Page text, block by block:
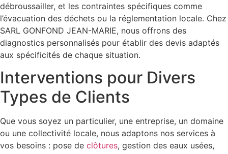
débroussailler, et les contraintes spécifiques comme
l’évacuation des déchets ou la réglementation locale. Chez
SARL GONFOND JEAN-MARIE, nous offrons des
diagnostics personnalisés pour établir des devis adaptés
aux spécificités de chaque situation.
Interventions pour Divers
Types de Clients
Que vous soyez un particulier, une entreprise, un domaine
ou une collectivité locale, nous adaptons nos services à
vos besoins : pose de clôtures, gestion des eaux usées,